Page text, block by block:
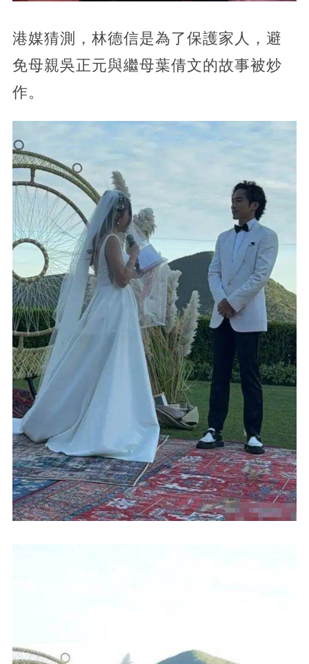
港媒猜測，林德信是為了保護家人，避
免母親吳正元與繼母葉倩文的故事被炒
作。